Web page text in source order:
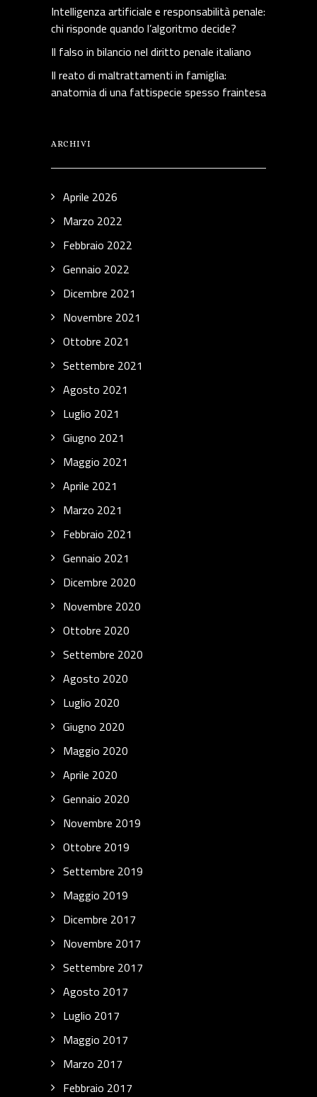
Intelligenza artificiale e responsabilità penale:
chi risponde quando l’algoritmo decide?
Il falso in bilancio nel diritto penale italiano
Il reato di maltrattamenti in famiglia:
anatomia di una fattispecie spesso fraintesa
ARCHIVI
Aprile 2026
Marzo 2022
Febbraio 2022
Gennaio 2022
Dicembre 2021
Novembre 2021
Ottobre 2021
Settembre 2021
Agosto 2021
Luglio 2021
Giugno 2021
Maggio 2021
Aprile 2021
Marzo 2021
Febbraio 2021
Gennaio 2021
Dicembre 2020
Novembre 2020
Ottobre 2020
Settembre 2020
Agosto 2020
Luglio 2020
Giugno 2020
Maggio 2020
Aprile 2020
Gennaio 2020
Novembre 2019
Ottobre 2019
Settembre 2019
Maggio 2019
Dicembre 2017
Novembre 2017
Settembre 2017
Agosto 2017
Luglio 2017
Maggio 2017
Marzo 2017
Febbraio 2017